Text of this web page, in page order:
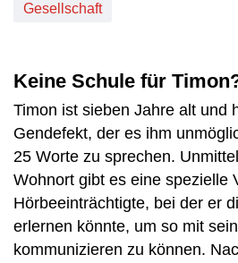
Gesellschaft
Keine Schule für
Timon ist sieben Jahre alt und
Gendefekt, der es ihm
25 Worte zu sprechen.
Wohnort gibt es eine spezielle
Hörbeeinträchtigte, bei der er
erlernen könnte, um so mit
kommunizieren zu können.